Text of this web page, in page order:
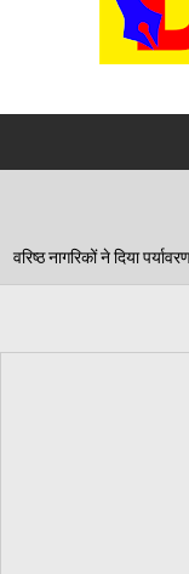
का संदेश